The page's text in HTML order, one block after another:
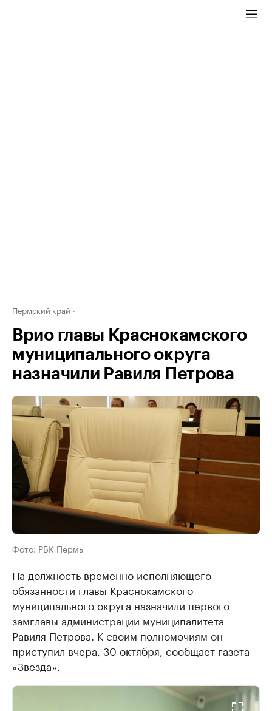
Пермский край
Врио главы Краснокамского
муниципального округа
назначили Равиля Петрова
Фото: РБК Пермь
На должность временно исполняющего
обязанности главы Краснокамского
муниципального округа назначили первого
замглавы администрации муниципалитета
Равиля Петрова. К своим полномочиям он
приступил вчера, 30 октября, сообщает газета
«Звезда».